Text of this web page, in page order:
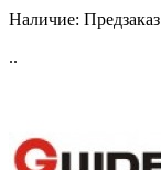
Наличие: Предзаказ
..